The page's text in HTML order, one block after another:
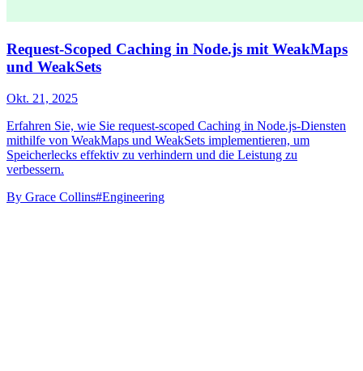
Request-Scoped Caching in Node.js mit WeakMaps
und WeakSets
Okt. 21, 2025
Erfahren Sie, wie Sie request-scoped Caching in Node.js-Diensten
mithilfe von WeakMaps und WeakSets implementieren, um
Speicherlecks effektiv zu verhindern und die Leistung zu
verbessern.
By Grace Collins#Engineering